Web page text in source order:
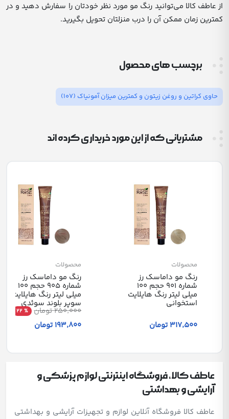
از عاطف کالا می‌توانید رنگ مو مورد نظر خودتان را سفارش دهید و در
کمترین زمان ممکن آن را درب منزلتان تحویل بگیرید.
برچسب های محصول
حاوی کراتین و روغن زیتون و کمترین میزان آمونیاک (107)
مشتریانی که از این مورد خریداری کرده اند
محصولات
رنگ مو داماسک رز
شماره 901 حجم 100
میلی لیتر رنگ هایلایت
استخوانی
317٬500 تومان
محصولات
رنگ مو داماسک رز
شماره 905 حجم 100
میلی لیتر رنگ هایلایت
سوپر بلوند سوئدی
250٬000 تومان % 22
193٬800 تومان
عاطف کالا، فروشگاه اینترنتی لوازم پزشکی و
آرایشی و بهداشتی
عاطف کالا فروشگاه آنلاین لوازم و تجهیزات آرایشی و بهداشتی